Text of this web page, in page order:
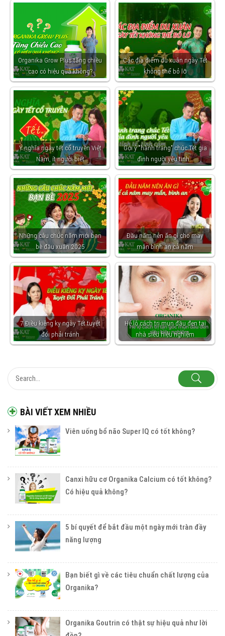
BÀI VIẾT XEM NHIỀU
Viên uống bổ não Super IQ có tốt không?
Canxi hữu cơ Organika Calcium có tốt không?
Có hiệu quả không?
5 bí quyết để bắt đầu một ngày mới tràn đầy
năng lượng
Bạn biết gì về các tiêu chuẩn chất lượng của
Organika?
Organika Goutrin có thật sự hiệu quả như lời
Organika Grow Plus tăng chiều
cao có hiệu quả không?
Các địa điểm du xuân ngày Tết
không thể bỏ lỡ
Ý nghĩa ngày tết cổ truyền Việt
Nam, ít người biết
Gợi ý "hành trang" chúc Tết gia
đình người yêu tinh…
Những câu chúc năm mới bạn
bè đầu xuân 2025
Đầu năm nên ăn gì cho may
mắn bình an cả năm
7 Điều kiêng kỵ ngày Tết tuyệt
đối phải tránh
Hé lộ cách trị mụn đầu đen tại
nhà siêu hiệu nghiệm